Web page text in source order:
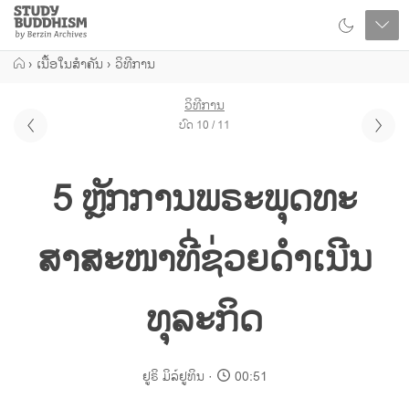
Close
Study
Buddhism
Home
› ເນື້ອໃນສຳຄັນ › ວິທີການ
ວິທີການ
ບົດ 10 / 11
5 ຫຼັກການພຣະພຸດທະ
ສາສະໜາທີ່ຊ່ວຍດຳເນີນ
ທຸລະກິດ
ຢູຣິ ມິລ໌ຢູທິນ 00:51